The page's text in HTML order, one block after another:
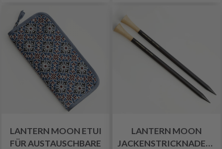
LANTERN MOON ETUI
FÜR AUSTAUSCHBARE
LANTERN MOON
JACKENSTRICKNADELN